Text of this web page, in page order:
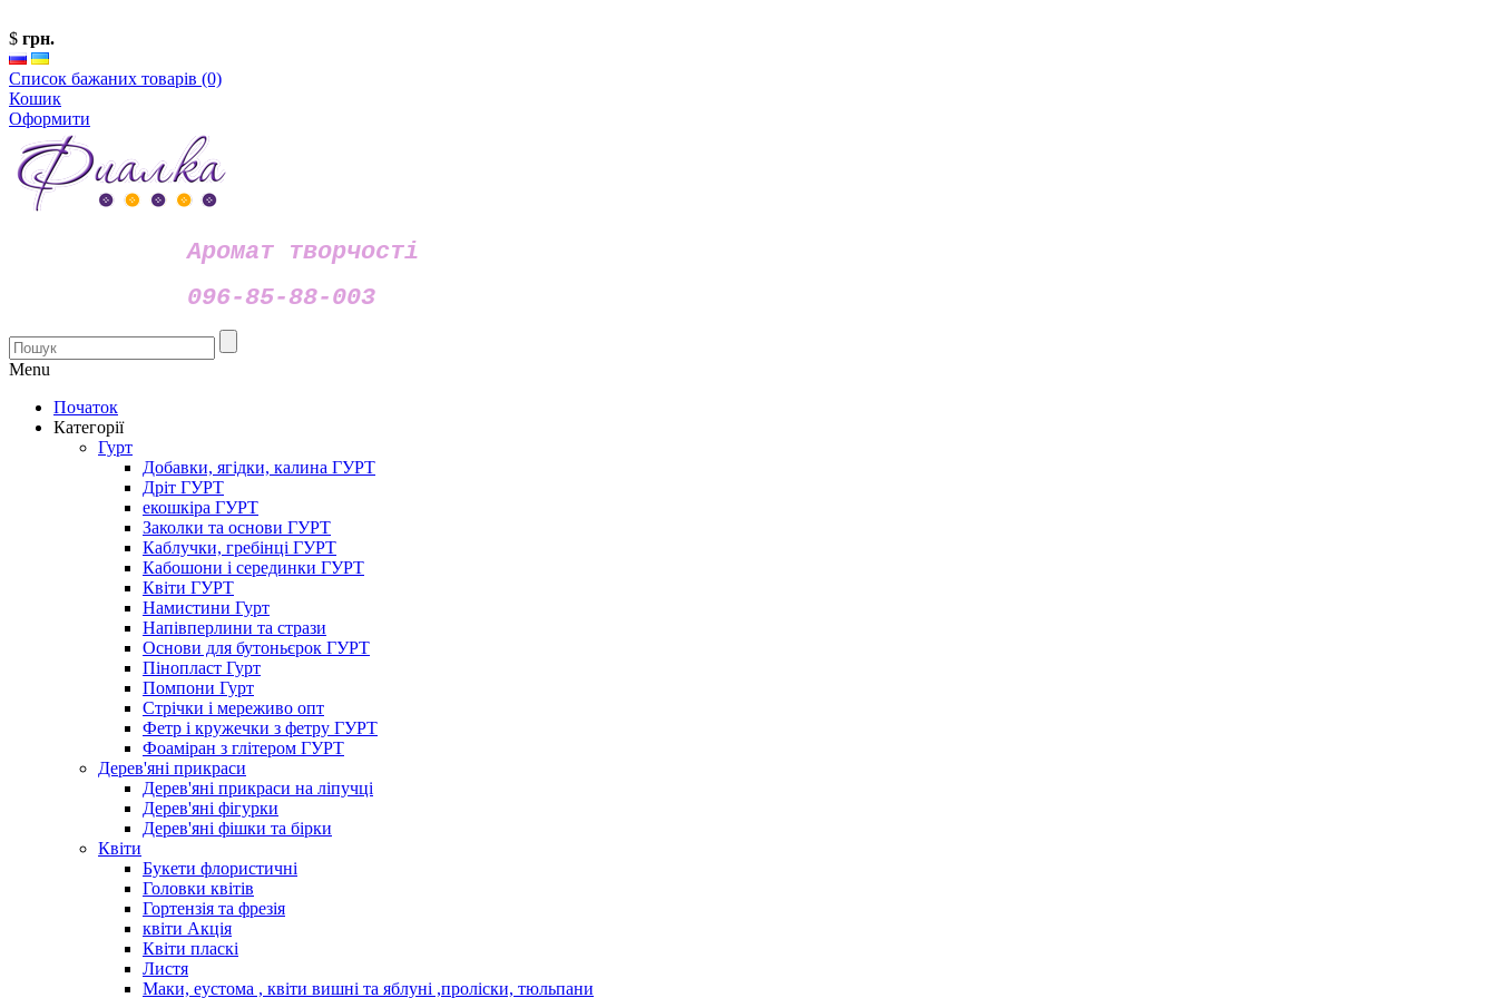
$ грн.
Список бажаних товарів (0)
Кошик
Оформити
Аромат творчості
096-85-88-003
Menu
Початок
Категорії
Гурт
Добавки, ягідки, калина ГУРТ
Дріт ГУРТ
екошкіра ГУРТ
Заколки та основи ГУРТ
Каблучки, гребінці ГУРТ
Кабошони і серединки ГУРТ
Квіти ГУРТ
Намистини Гурт
Напівперлини та стрази
Основи для бутоньєрок ГУРТ
Пінопласт Гурт
Помпони Гурт
Стрічки і мереживо опт
Фетр і кружечки з фетру ГУРТ
Фоаміран з глітером ГУРТ
Дерев'яні прикраси
Дерев'яні прикраси на ліпучці
Дерев'яні фігурки
Дерев'яні фішки та бірки
Квіти
Букети флористичні
Головки квітів
Гортензія та фрезія
квіти Акція
Квіти пласкі
Листя
Маки, еустома , квіти вишні та яблуні ,проліски, тюльпани